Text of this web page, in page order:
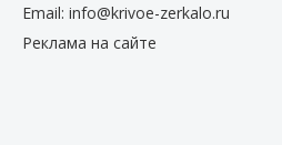
Email: info@krivoe-zerkalo.ru
Реклама на сайте